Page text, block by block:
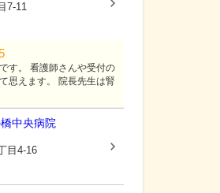
7-11
す。 看護師さんや受付の
思えます。 院長先生は腎
中央病院
目4-16